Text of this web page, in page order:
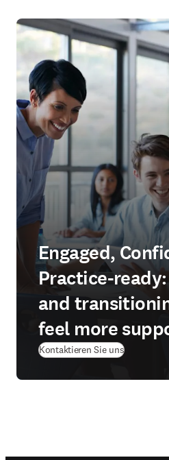
Engaged,
Practice-
and
feel more
Kontaktieren Sie uns